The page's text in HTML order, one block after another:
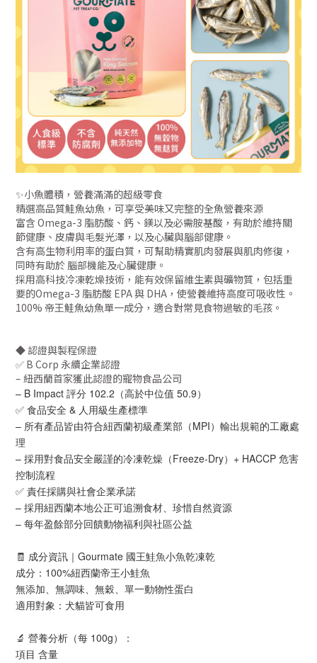
✨小魚體積，營養滿滿的超級零食
精選高品質鮭魚幼魚，可享受美味又完整的全魚營養來源
富含 Omega-3 脂肪酸、鈣、鎂以及必需胺基酸，有助於維持關
節健康、皮膚與毛髮光澤，以及心臟與腦部健康。
含有高生物利用率的蛋白質，可幫助精實肌肉發展與肌肉修復，
同時有助於 腦部機能及心臟健康。
採用高科技冷凍乾燥技術，能有效保留維生素與礦物質，包括重
要的Omega-3 脂肪酸 EPA 與 DHA，使營養維持高度可吸收性。
100% 帝王鮭魚幼魚單一成分，適合對常見食物過敏的毛孩。
◆ 認證與製程保證
✅ B Corp 永續企業認證
– 紐西蘭首家獲此認證的寵物食品公司
– B Impact 評分 102.2（高於中位值 50.9）
✅ 食品安全 & 人用級生產標準
– 所有產品皆由符合紐西蘭初級產業部（MPI）輸出規範的工廠處
理
– 採用對食品安全嚴謹的冷凍乾燥（Freeze-Dry）+ HACCP 危害
控制流程
✅ 責任採購與社會企業承諾
– 採用紐西蘭本地公正可追溯食材、珍惜自然資源
– 每年盈餘部分回饋動物福利與社區公益
🧾 成分資訊｜Gourmate 國王鮭魚小魚乾凍乾
成分：100%紐西蘭帝王小鮭魚
無添加、無調味、無穀、單一動物性蛋白
適用對象：犬貓皆可食用
🔬 營養分析（每 100g）：
項目 含量